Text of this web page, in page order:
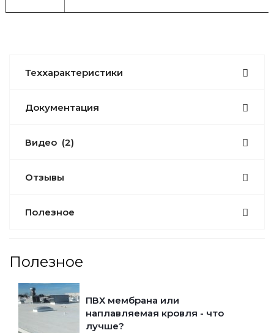
Теххарактеристики
Документация
Видео (2)
Отзывы
Полезное
Полезное
ПВХ мембрана или
наплавляемая кровля - что
лучше?